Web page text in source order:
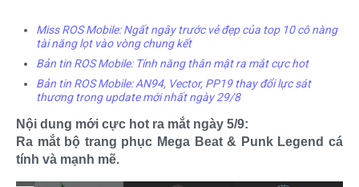
Miss ROS Mobile: Ngất ngây trước vẻ đẹp của top 10 cô nàng
tài năng lọt vào vòng chung kết
Bản tin ROS Mobile: Tính năng thân mật ra mắt cực hot
Bản tin ROS Mobile: AN94, Vector, PP19 thay đổi lực sát
thương trong update mới nhất ngày 29/8
Nội dung mới cực hot ra mắt ngày 5/9:
Ra mắt bộ trang phục Mega Beat & Punk Legend cá
tính và mạnh mẽ.